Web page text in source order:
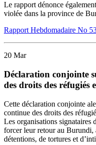
Le rapport dénonce
violée dans la province de
Rapport Hebdomadaire No
20 Mar
Déclaration conjointe
des droits des réfugiés
Cette déclaration conjointe
continue des droits des
Les organisations signataires
forcer leur retour au Burundi,
détentions, de tortures et